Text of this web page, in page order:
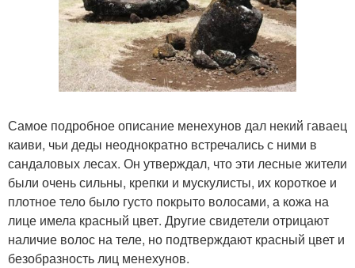
Самое подробное описание менехунов дал некий гаваец
каиви, чьи деды неоднократно встречались с ними в
сандаловых лесах. Он утверждал, что эти лесные жители
были очень сильны, крепки и мускулисты, их короткое и
плотное тело было густо покрыто волосами, а кожа на
лице имела красный цвет. Другие свидетели отрицают
наличие волос на теле, но подтверждают красный цвет и
безобразность лиц менехунов.